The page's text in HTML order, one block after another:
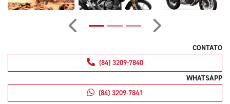
Anterior Próximo
CONTATO
(84) 3209-7840
WHATSAPP
(84) 3209-7841